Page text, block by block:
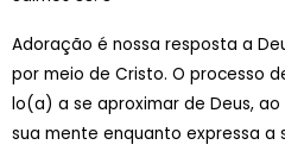
Adoração é nossa resposta a
por meio de Cristo. O processo
lo(a) a se aproximar de Deus,
sua mente enquanto expressa a